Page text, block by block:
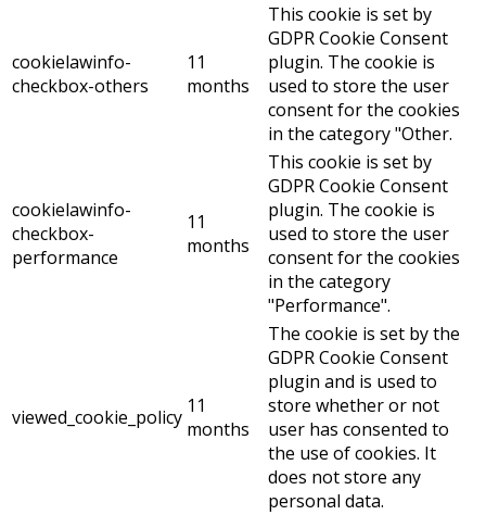
cookielawinfo-
checkbox-others
11
months
This cookie is set by
GDPR Cookie Consent
plugin. The cookie is
used to store the user
consent for the cookies
in the category "Other.
cookielawinfo-
checkbox-
performance
11
months
This cookie is set by
GDPR Cookie Consent
plugin. The cookie is
used to store the user
consent for the cookies
in the category
"Performance".
viewed_cookie_policy 11
months
The cookie is set by the
GDPR Cookie Consent
plugin and is used to
store whether or not
user has consented to
the use of cookies. It
does not store any
personal data.